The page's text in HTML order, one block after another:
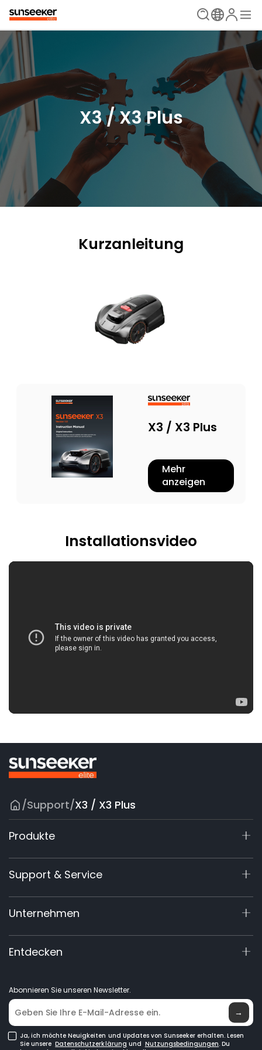
X3 / X3 Plus
Kurzanleitung
X3 / X3 Plus
Mehr
anzeigen
Installationsvideo
/Support/X3 / X3 Plus
Produkte
X7 / X7 Plus Gen 2
X9 Serie
X5 Gen 2
X3 Gen 2
60V Commercial
Zubehör
Support & Service
Support-Center
Garantie-Registrierung
Produktanfrage
Handbücher & Videos
Unternehmen
Über Uns
Elite Lab
Händlersuche
Entdecken
Abonnieren Sie unseren Newsletter.
→
Ja, ich möchte Neuigkeiten und Updates von Sunseeker erhalten. Lesen
Sie unsere Datenschutzerklärung und Nutzungsbedingungen. Du